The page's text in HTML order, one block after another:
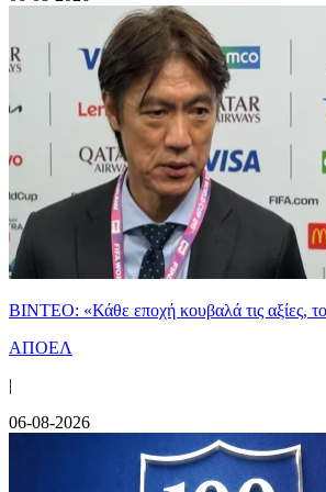
ΒΙΝΤΕΟ: «Κάθε εποχή κουβαλά τις αξίες,
ΑΠΟΕΛ
|
06-08-2026